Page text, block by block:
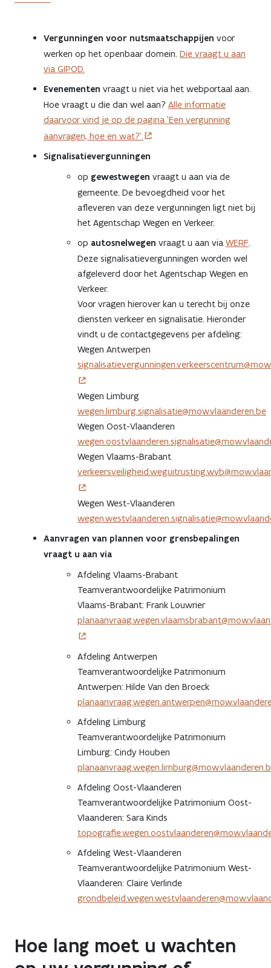
Vergunningen voor nutsmaatschappijen voor
werken op het openbaar domein. Die vraagt u aan
via GIPOD.
Evenementen vraagt u niet via het webportaal aan.
Hoe vraagt u die dan wel aan? Alle informatie
daarvoor vind je op de pagina 'Een vergunning
aanvragen, hoe en wat?'.
Signalisatievergunningen
op gewestwegen vraagt u aan via de
gemeente. De bevoegdheid voor het
afleveren van deze vergunningen ligt niet bij
het Agentschap Wegen en Verkeer.
op autosnelwegen vraagt u aan via WERF.
Deze signalisatievergunningen worden wel
afgeleverd door het Agentschap Wegen en
Verkeer.
Voor vragen hierover kan u terecht bij onze
diensten verkeer en signalisatie. Hieronder
vindt u de contactgegevens per afdeling:
Wegen Antwerpen
Wegen Limburg
wegen.limburg.signalisatie@mow.vlaanderen.be
Wegen Oost-Vlaanderen
Wegen Vlaams-Brabant
Wegen West-Vlaanderen
Aanvragen van plannen voor grensbepalingen
vraagt u aan via
Afdeling Vlaams-Brabant
Teamverantwoordelijke Patrimonium
Vlaams-Brabant: Frank Louwrier
Afdeling Antwerpen
Teamverantwoordelijke Patrimonium
Antwerpen: Hilde Van den Broeck
Afdeling Limburg
Teamverantwoordelijke Patrimonium
Limburg: Cindy Houben
Afdeling Oost-Vlaanderen
Teamverantwoordelijke Patrimonium Oost-
Vlaanderen: Sara Kinds
Afdeling West-Vlaanderen
Teamverantwoordelijke Patrimonium West-
Vlaanderen: Claire Verlinde
Hoe lang moet u wachten